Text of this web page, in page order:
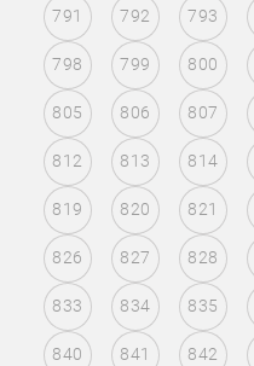
791 792 793
798 799 800
805 806 807
812 813 814
819 820 821
826 827 828
833 834 835
840 841 842